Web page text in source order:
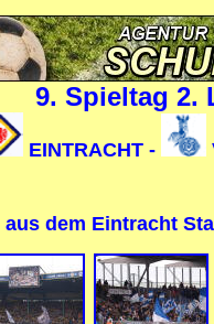
9. Spieltag 2.
EINTRACHT -
aus dem Eintracht